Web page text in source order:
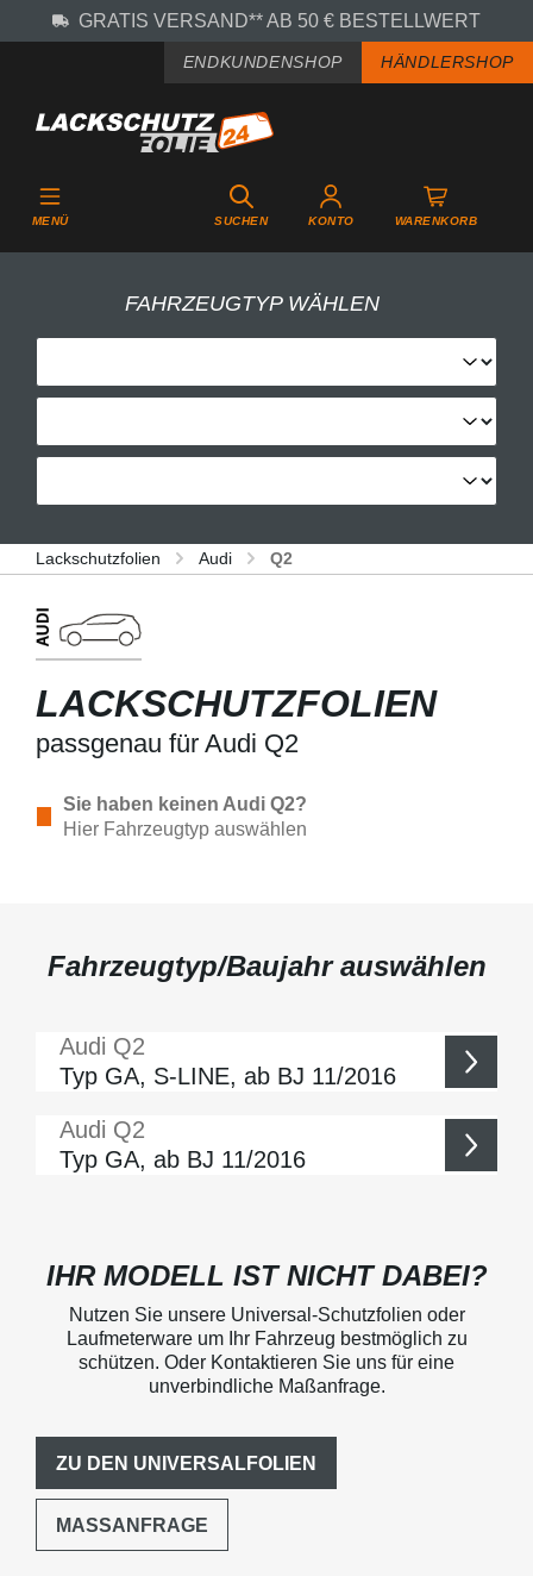
Zum Hauptinhalt springen
GRATIS VERSAND** AB 50 € BESTELLWERT
ENDKUNDENSHOP HÄNDLERSHOP
MENÜ SUCHEN KONTO WARENKORB
FAHRZEUGTYP WÄHLEN
Lackschutzfolien Audi Q2
LACKSCHUTZFOLIEN
passgenau für Audi Q2
Sie haben keinen Audi Q2?
Hier Fahrzeugtyp auswählen
Fahrzeugtyp/Baujahr auswählen
Audi Q2
Typ GA, S-LINE, ab BJ 11/2016
Audi Q2
Typ GA, ab BJ 11/2016
IHR MODELL IST NICHT DABEI?
Nutzen Sie unsere Universal-Schutzfolien oder
Laufmeterware um Ihr Fahrzeug bestmöglich zu
schützen. Oder Kontaktieren Sie uns für eine
unverbindliche Maßanfrage.
ZU DEN UNIVERSALFOLIEN
MASSANFRAGE